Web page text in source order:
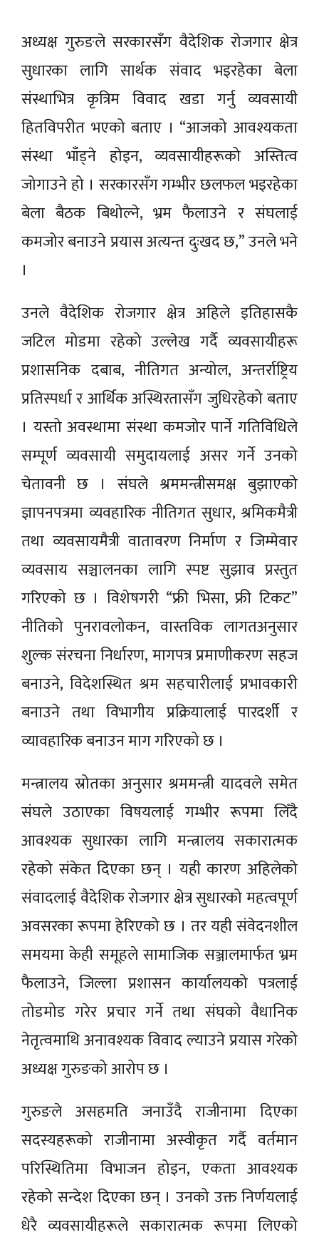
अध्यक्ष गुरुङले सरकारसँग वैदेशिक रोजगार क्षेत्र
सुधारका लागि सार्थक संवाद भइरहेका बेला
संस्थाभित्र कृत्रिम विवाद खडा गर्नु व्यवसायी
हितविपरीत भएको बताए । “आजको आवश्यकता
संस्था भाँड्ने होइन, व्यवसायीहरूको अस्तित्व
जोगाउने हो । सरकारसँग गम्भीर छलफल भइरहेका
बेला बैठक बिथोल्ने, भ्रम फैलाउने र संघलाई
कमजोर बनाउने प्रयास अत्यन्त दुःखद छ,” उनले भने
।
उनले वैदेशिक रोजगार क्षेत्र अहिले इतिहासकै
जटिल मोडमा रहेको उल्लेख गर्दै व्यवसायीहरू
प्रशासनिक दबाब, नीतिगत अन्योल, अन्तर्राष्ट्रिय
प्रतिस्पर्धा र आर्थिक अस्थिरतासँग जुधिरहेको बताए
। यस्तो अवस्थामा संस्था कमजोर पार्ने गतिविधिले
सम्पूर्ण व्यवसायी समुदायलाई असर गर्ने उनको
चेतावनी छ । संघले श्रममन्त्रीसमक्ष बुझाएको
ज्ञापनपत्रमा व्यवहारिक नीतिगत सुधार, श्रमिकमैत्री
तथा व्यवसायमैत्री वातावरण निर्माण र जिम्मेवार
व्यवसाय सञ्चालनका लागि स्पष्ट सुझाव प्रस्तुत
गरिएको छ । विशेषगरी “फ्री भिसा, फ्री टिकट”
नीतिको पुनरावलोकन, वास्तविक लागतअनुसार
शुल्क संरचना निर्धारण, मागपत्र प्रमाणीकरण सहज
बनाउने, विदेशस्थित श्रम सहचारीलाई प्रभावकारी
बनाउने तथा विभागीय प्रक्रियालाई पारदर्शी र
व्यावहारिक बनाउन माग गरिएको छ ।
मन्त्रालय स्रोतका अनुसार श्रममन्त्री यादवले समेत
संघले उठाएका विषयलाई गम्भीर रूपमा लिँदै
आवश्यक सुधारका लागि मन्त्रालय सकारात्मक
रहेको संकेत दिएका छन् । यही कारण अहिलेको
संवादलाई वैदेशिक रोजगार क्षेत्र सुधारको महत्वपूर्ण
अवसरका रूपमा हेरिएको छ । तर यही संवेदनशील
समयमा केही समूहले सामाजिक सञ्जालमार्फत भ्रम
फैलाउने, जिल्ला प्रशासन कार्यालयको पत्रलाई
तोडमोड गरेर प्रचार गर्ने तथा संघको वैधानिक
नेतृत्वमाथि अनावश्यक विवाद ल्याउने प्रयास गरेको
अध्यक्ष गुरुङको आरोप छ ।
गुरुङले असहमति जनाउँदै राजीनामा दिएका
सदस्यहरूको राजीनामा अस्वीकृत गर्दै वर्तमान
परिस्थितिमा विभाजन होइन, एकता आवश्यक
रहेको सन्देश दिएका छन् । उनको उक्त निर्णयलाई
धेरै व्यवसायीहरूले सकारात्मक रूपमा लिएको